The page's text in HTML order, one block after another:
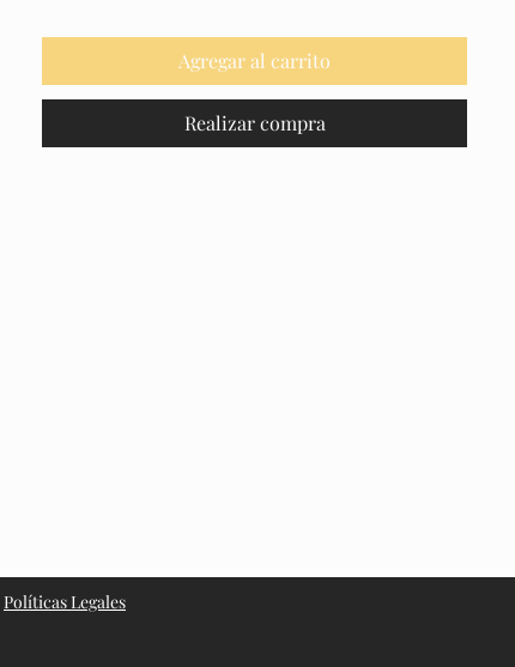
Agregar al carrito
Realizar compra
Políticas Legales